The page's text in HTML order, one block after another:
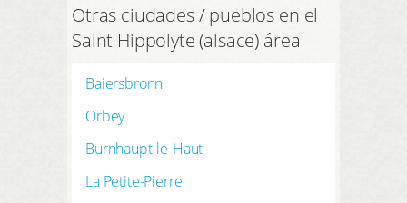
Otras ciudades / pueblos en el
Saint Hippolyte (alsace) área
Baiersbronn
Orbey
Burnhaupt-le-Haut
La Petite-Pierre